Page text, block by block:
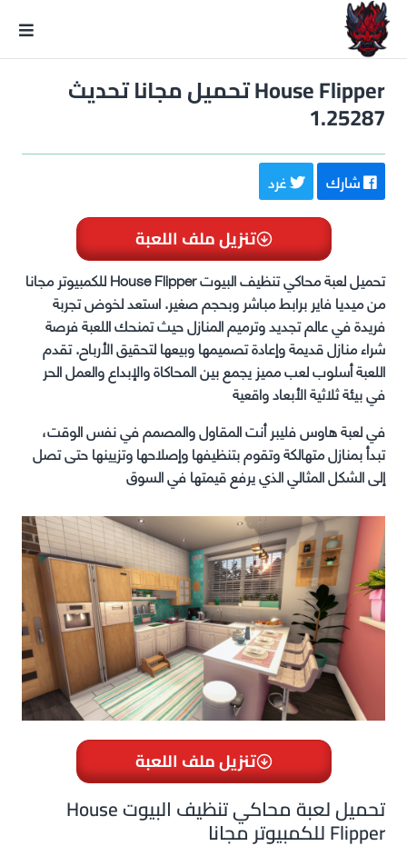
House Flipper تحميل مجانا تحديث
1.25287
شارك غرد
تنزيل ملف اللعبة
تحميل لعبة محاكي تنظيف البيوت House Flipper للكمبيوتر مجانا
من ميديا فاير برابط مباشر وبحجم صغير. استعد لخوض تجربة
فريدة في عالم تجديد وترميم المنازل حيث تمنحك اللعبة فرصة
شراء منازل قديمة وإعادة تصميمها وبيعها لتحقيق الأرباح. تقدم
اللعبة أسلوب لعب مميز يجمع بين المحاكاة والإبداع والعمل الحر
في بيئة ثلاثية الأبعاد واقعية
في لعبة هاوس فليبر أنت المقاول والمصمم في نفس الوقت،
تبدأ بمنازل متهالكة وتقوم بتنظيفها وإصلاحها وتزيينها حتى تصل
إلى الشكل المثالي الذي يرفع قيمتها في السوق
تنزيل ملف اللعبة
تحميل لعبة محاكي تنظيف البيوت House
Flipper للكمبيوتر مجانا